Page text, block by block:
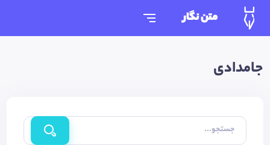
متن نگار
جامدادی
جستجو...